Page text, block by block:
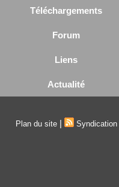
Téléchargements
Forum
Liens
Actualité
Plan du site | Syndication